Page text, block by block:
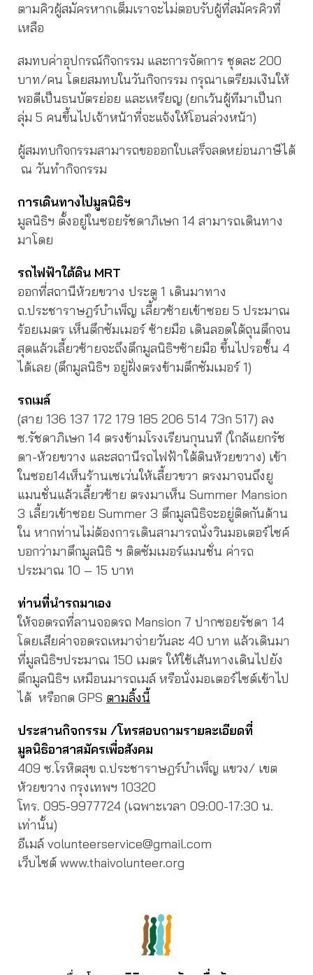
ตามคิวผู้สมัครหากเต็มเราจะไม่ตอบรับผู้ที่สมัครคิวที่
เหลือ
สมทบค่าอุปกรณ์กิจกรรม และการจัดการ ชุดละ 200
บาท/คน โดยสมทบในวันกิจกรรม กรุณาเตรียมเงินให้
พอดีเป็นธนบัตรย่อย และเหรียญ (ยกเว้นผู้ทีมาเป็นก
ลุ่ม 5 คนขึ้นไปเจ้าหน้าที่จะแจ้งให้โอนล่วงหน้า)
ผู้สมทบกิจกรรมสามารถขอออกใบเสร็จลดหย่อนภาษีได้
ณ วันทำกิจกรรม
การเดินทางไปมูลนิธิฯ
มูลนิธิฯ ตั้งอยู่ในซอยรัชดาภิเษก 14 สามารถเดินทาง
มาโดย
รถไฟฟ้าใต้ดิน MRT
ออกที่สถานีห้วยขวาง ประตู 1 เดินมาทาง
ถ.ประชาราษฎร์บำเพ็ญ เลี้ยวซ้ายเข้าซอย 5 ประมาณ
ร้อยเมตร เห็นตึกซัมเมอร์ ซ้ายมือ เดินลอดใต้ถุนตึกจน
สุดแล้วเลี้ยวซ้ายจะถึงตึกมูลนิธิฯซ้ายมือ ขึ้นไปรอชั้น 4
ได้เลย (ตึกมูลนิธิฯ อยู่ฝั่งตรงข้ามตึกซัมเมอร์ 1)
รถเมล์
(สาย 136 137 172 179 185 206 514 73ก 517) ลง
ซ.รัชดาภิเษก 14 ตรงข้ามโรงเรียนกุนนที (ใกล้แยกรัช
ดา-ห้วยขวาง และสถานีรถไฟฟ้าใต้ดินห้วยขวาง) เข้า
ในซอย14เห็นร้านเซเว่นให้เลี้ยวขวา ตรงมาจนถึงยู
แมนชั่นแล้วเลี้ยวซ้าย ตรงมาเห็น Summer Mansion
3 เลี้ยวเข้าซอย Summer 3 ตึกมูลนิธิจะอยู่ติดกันด้าน
ใน หากท่านไม่ต้องการเดินสามารถนั่งวินมอเตอร์ไซค์
บอกว่ามาตึกมูลนิธิ ฯ ติดซัมเมอร์แมนชั่น ค่ารถ
ประมาณ 10 – 15 บาท
ท่านที่นำรถมาเอง
ให้จอดรถที่ลานจอดรถ Mansion 7 ปากซอยรัชดา 14
โดยเสียค่าจอดรถเหมาจ่ายวันละ 40 บาท แล้วเดินมา
ที่มูลนิธิฯประมาณ 150 เมตร ให้ใช้เส้นทางเดินไปยัง
ตึกมูลนิธิฯ เหมือนมารถเมล์ หรือนั่งมอเตอร์ไซต์เข้าไป
ได้ หรือกด GPS ตามลิ้งนี้
ประสานกิจกรรม /โทรสอบถามรายละเอียดที่
มูลนิธิอาสาสมัครเพื่อสังคม
409 ซ.โรหิตสุข ถ.ประชาราษฎร์บำเพ็ญ แขวง/ เขต
ห้วยขวาง กรุงเทพฯ 10320
โทร. 095-9977724 (เฉพาะเวลา 09:00-17:30 น.
เท่านั้น)
อีเมล์ volunteerservice@gmail.com
เว็บไซต์ www.thaivolunteer.org